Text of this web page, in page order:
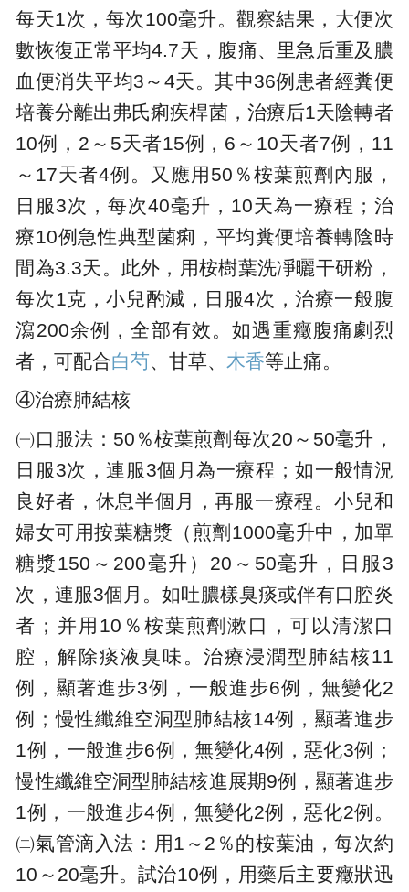
每天1次，每次100毫升。觀察結果，大便次
數恢復正常平均4.7天，腹痛、里急后重及膿
血便消失平均3～4天。其中36例患者經糞便
培養分離出弗氏痢疾桿菌，治療后1天陰轉者
10例，2～5天者15例，6～10天者7例，11
～17天者4例。又應用50％桉葉煎劑內服，
日服3次，每次40毫升，10天為一療程；治
療10例急性典型菌痢，平均糞便培養轉陰時
間為3.3天。此外，用桉樹葉洗凈曬干研粉，
每次1克，小兒酌減，日服4次，治療一般腹
瀉200余例，全部有效。如遇重癥腹痛劇烈
者，可配合白芍、甘草、 木香等止痛。
④治療肺結核
㈠口服法：50％桉葉煎劑每次20～50毫升，
日服3次，連服3個月為一療程；如一般情況
良好者，休息半個月，再服一療程。小兒和
婦女可用按葉糖漿（煎劑1000毫升中，加單
糖漿150～200毫升）20～50毫升，日服3
次，連服3個月。如吐膿樣臭痰或伴有口腔炎
者；并用10％桉葉煎劑漱口，可以清潔口
腔，解除痰液臭味。治療浸潤型肺結核11
例，顯著進步3例，一般進步6例，無變化2
例；慢性纖維空洞型肺結核14例，顯著進步
1例，一般進步6例，無變化4例，惡化3例；
慢性纖維空洞型肺結核進展期9例，顯著進步
1例，一般進步4例，無變化2例，惡化2例。
㈡氣管滴入法：用1～2％的桉葉油，每次約
10～20毫升。試治10例，用藥后主要癥狀迅